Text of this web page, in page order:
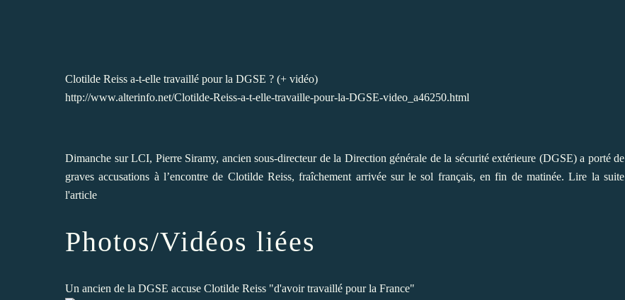
Clotilde Reiss a-t-elle travaillé pour la DGSE ? (+ vidéo)
http://www.alterinfo.net/Clotilde-Reiss-a-t-elle-travaille-pour-la-DGSE-video_a46250.html
Dimanche sur LCI, Pierre Siramy, ancien sous-directeur de la Direction générale de la sécurité extérieure (DGSE) a porté de
graves accusations à l’encontre de Clotilde Reiss, fraîchement arrivée sur le sol français, en fin de matinée. Lire la suite
l'article
Photos/Vidéos liées
Un ancien de la DGSE accuse Clotilde Reiss "d'avoir travaillé pour la France"